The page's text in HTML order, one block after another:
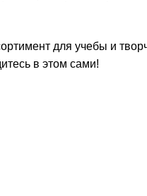
для учебы и
в этом сами!